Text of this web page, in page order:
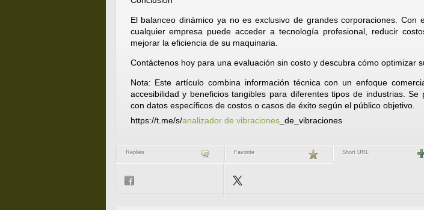
El balanceo dinámico ya no es exclusivo de grandes corporaciones. Con
cualquier empresa puede acceder a tecnología profesional, reducir
mejorar la eficiencia de su maquinaria.
Contáctenos hoy para una evaluación sin costo y descubra cómo optimizar
Nota: Este artículo combina información técnica con un enfoque
accesibilidad y beneficios tangibles para diferentes tipos de industrias. Se
con datos específicos de costos o casos de éxito según el público objetivo.
https://t.me/s/analizador de vibraciones_de_vibraciones
Replies Favorite Short URL